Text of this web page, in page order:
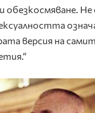
обезкосмяване.
версия на